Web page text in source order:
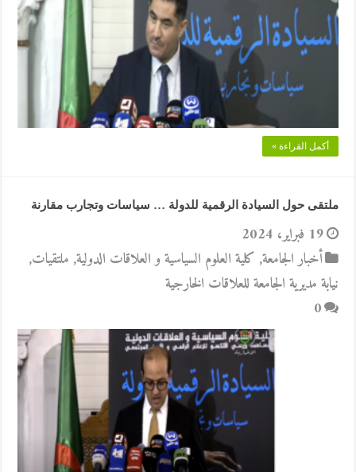
أكمل القراءة »
ملتقى حول السيادة الرقمية للدولة … سياسات وتجارب مقارنة
19 فبراير، 2024
أخبار الجامعة, كلية العلوم السياسية و العلاقات الدولية, ملتقيات,
نيابة مديرية الجامعة للعلاقات الخارجية
0